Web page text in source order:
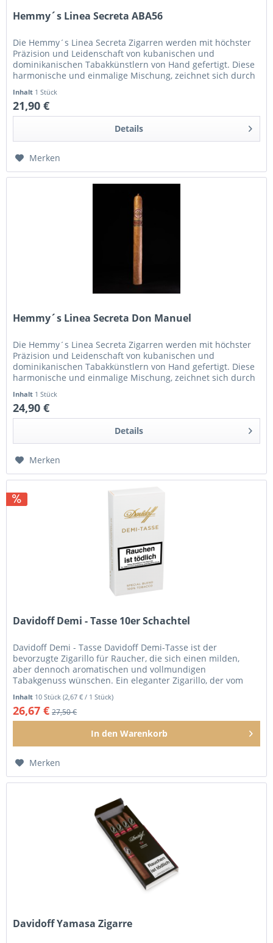
Hemmy´s Linea Secreta ABA56
Die Hemmy´s Linea Secreta Zigarren werden mit höchster
Präzision und Leidenschaft von kubanischen und
dominikanischen Tabakkünstlern von Hand gefertigt. Diese
harmonische und einmalige Mischung, zeichnet sich durch
Inhalt 1 Stück
21,90 €
Details
Merken
Hemmy´s Linea Secreta Don Manuel
Die Hemmy´s Linea Secreta Zigarren werden mit höchster
Präzision und Leidenschaft von kubanischen und
dominikanischen Tabakkünstlern von Hand gefertigt. Diese
harmonische und einmalige Mischung, zeichnet sich durch
Inhalt 1 Stück
24,90 €
Details
Merken
Davidoff Demi - Tasse 10er Schachtel
Davidoff Demi - Tasse Davidoff Demi-Tasse ist der
bevorzugte Zigarillo für Raucher, die sich einen milden,
aber dennoch aromatischen und vollmundigen
Tabakgenuss wünschen. Ein eleganter Zigarillo, der vom
Inhalt 10 Stück(2,67 € / 1 Stück)
26,67 € 27,50 €
In den Warenkorb
Merken
Davidoff Yamasa Zigarre